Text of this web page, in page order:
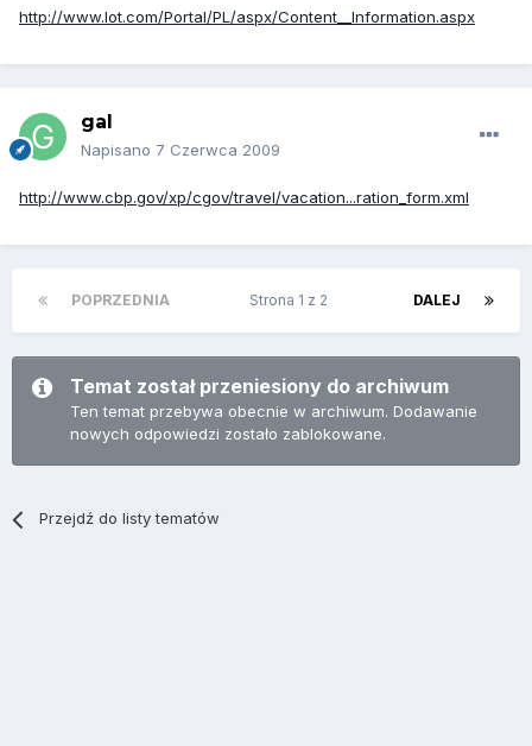
http://www.lot.com/Portal/PL/aspx/Content__Information.aspx
gal
Napisano 7 Czerwca 2009
http://www.cbp.gov/xp/cgov/travel/vacation...ration_form.xml
POPRZEDNIA DALEJ
Strona 1 z 2
Temat został przeniesiony do archiwum
Ten temat przebywa obecnie w archiwum. Dodawanie
nowych odpowiedzi zostało zablokowane.
Przejdź do listy tematów